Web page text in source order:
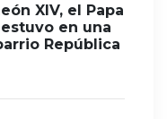
XIV, el Papa
en una
República